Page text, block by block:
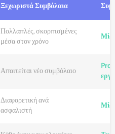
Ξεχωριστά Συμβόλαια
Πολλαπλές, σκορπισμένες
μέσα στον χρόνο
Μία
Απαιτείται νέο συμβόλαιο
Διαφορετική ανά
ασφαλιστή
Μία